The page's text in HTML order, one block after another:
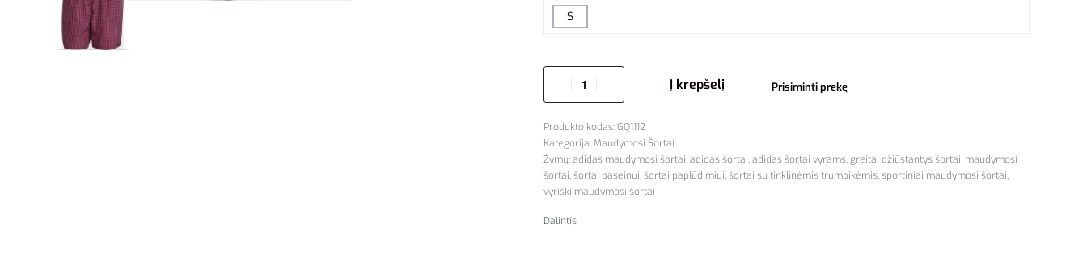
S
Į krepšelį Prisiminti prekę
GQ1112
Kategorija:Maudymosi Šortai
Žymų:adidas maudymosi šortai,adidas šortai,adidas šortai vyrams,greitai džiūstantys šortai, maudymosi
šortai,šortai baseinui,šortai paplūdimiui,šortai su tinklinėmis trumpikėmis,sportiniai maudymosi šortai,
vyriški maudymosi šortai
Dalintis